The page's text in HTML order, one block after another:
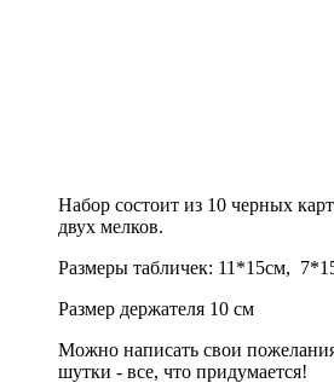
Набор состоит из 10 черных
двух мелков.
Размеры табличек: 11*15см,
Размер держателя 10 см
Можно написать свои
шутки - все, что придумается!